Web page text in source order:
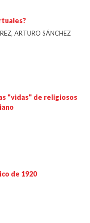
ARTURO SÁNCHEZ
"vidas" de religiosos
de 1920